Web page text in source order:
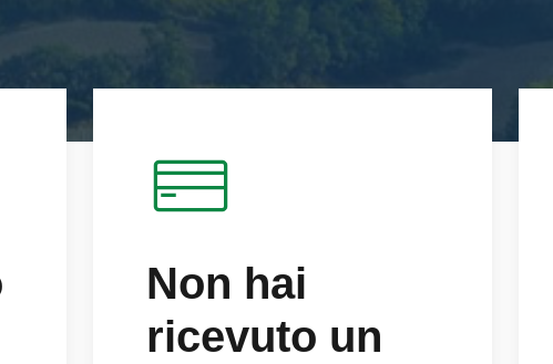
Non hai
ricevuto un